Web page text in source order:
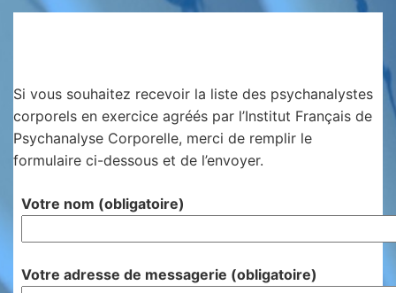
Si vous souhaitez recevoir la liste des psychanalystes
corporels en exercice agréés par l’Institut Français de
Psychanalyse Corporelle, merci de remplir le
formulaire ci-dessous et de l’envoyer.
Votre nom (obligatoire)
Votre adresse de messagerie (obligatoire)